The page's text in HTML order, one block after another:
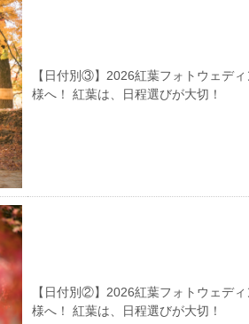
【日付別③】2026紅葉フォトウェデ
様へ！ 紅葉は、日程選びが大切！
【日付別②】2026紅葉フォトウェデ
様へ！ 紅葉は、日程選びが大切！